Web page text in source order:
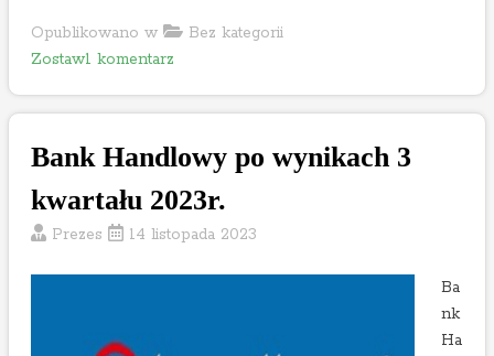
n
a
2
r
.
Opublikowano w
Bez kategorii
Zostaw1 komentarzo
T
y
a
o
w
Bank Handlowy po wynikach 3
kwartału 2023r.
Prezes 14 listopada 2023
Ba
nk
Ha